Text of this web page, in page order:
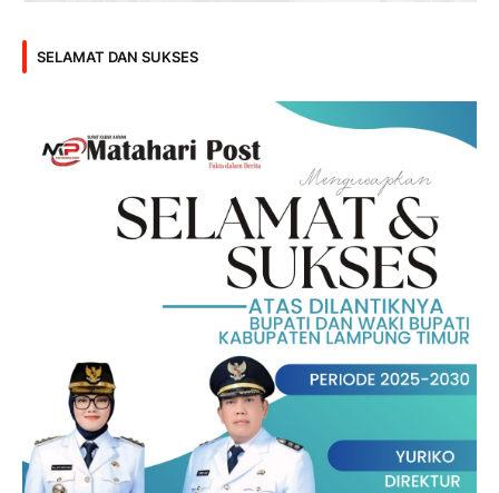
SELAMAT DAN SUKSES